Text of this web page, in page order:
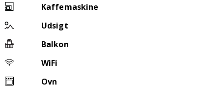
Kaffemaskine
Udsigt
Balkon
WiFi
Ovn